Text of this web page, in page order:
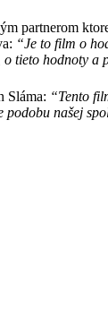
partnerom
“Je to film o
tieto hodnoty a
Sláma: “Tento
podobu našej